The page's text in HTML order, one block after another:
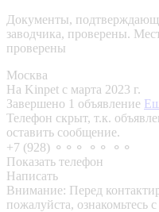
Документы,
заводчика, проверены.
проверены
Москва
На Kinpet c марта 2023 г.
Завершено 1 объявление
Телефон скрыт, т.к.
оставить сообщение.
+7 (928) ⚬⚬⚬ ⚬⚬ ⚬⚬
Показать телефон
Написать
Внимание: Перед
пожалуйста, ознакомьтесь с